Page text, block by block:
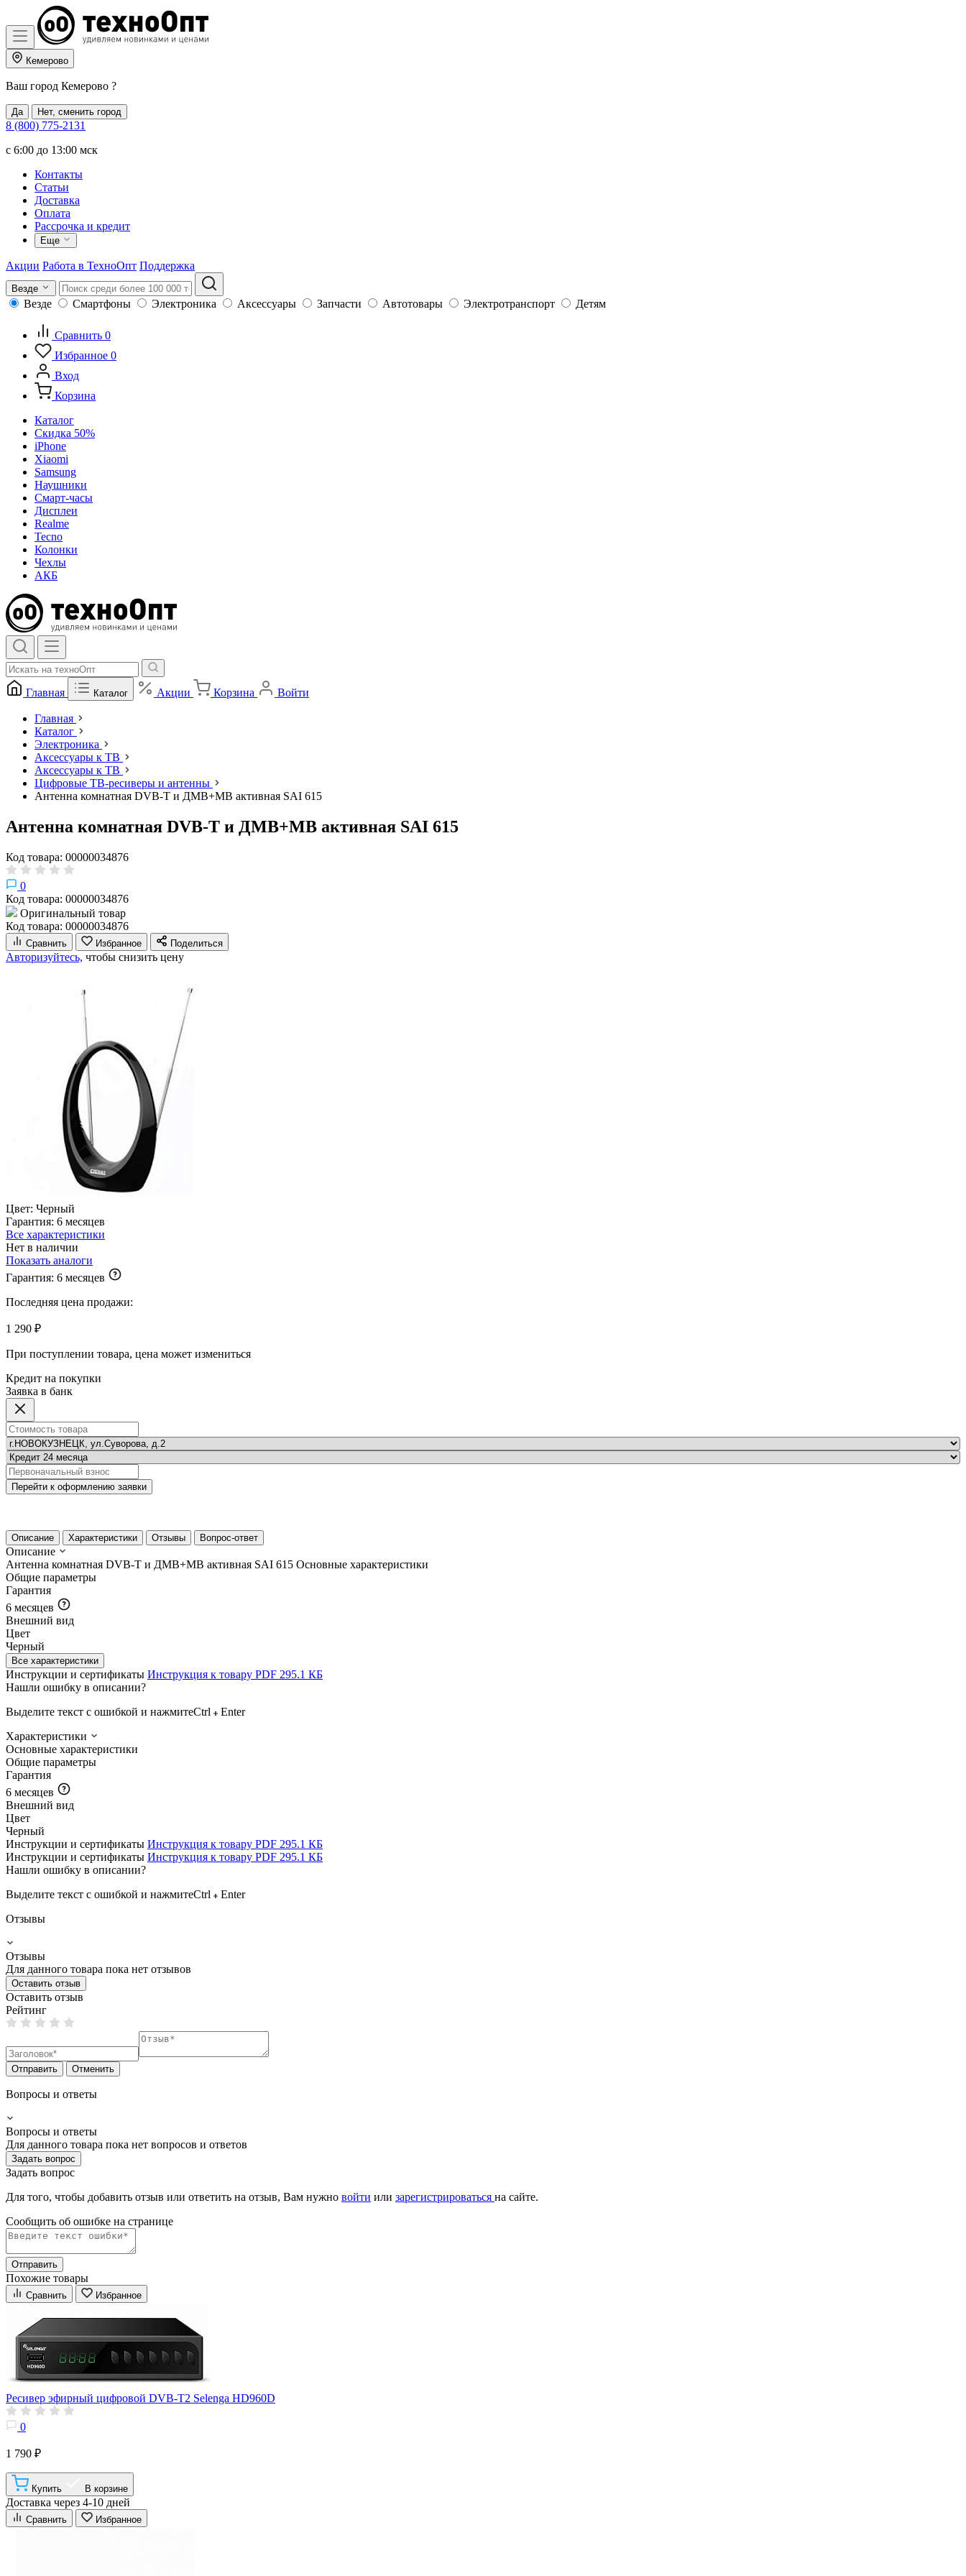
Кемерово
Ваш город Кемерово ?
Да Нет, сменить город
8 (800) 775-2131
c 6:00 до 13:00 мск
Контакты
Статьи
Доставка
Оплата
Рассрочка и кредит
Еще
Акции Работа в ТехноОпт Поддержка
Везде
Везде Смартфоны Электроника Аксессуары Запчасти Автотовары Электротранспорт Детям
Сравнить 0
Избранное 0
Вход
Корзина
Каталог
Скидка 50%
iPhone
Xiaomi
Samsung
Наушники
Смарт-часы
Дисплеи
Realme
Tecno
Колонки
Чехлы
АКБ
Главная Каталог Акции Корзина Войти
Главная
Каталог
Электроника
Аксессуары к ТВ
Аксессуары к ТВ
Цифровые ТВ-ресиверы и антенны
Антенна комнатная DVB-T и ДМВ+МВ активная SAI 615
Антенна комнатная DVB-T и ДМВ+МВ активная SAI 615
Код товара: 00000034876
0
Код товара: 00000034876
Оригинальный товар
Код товара: 00000034876
Сравнить Избранное Поделиться
Авторизуйтесь, чтобы снизить цену
Цвет: Черный
Гарантия: 6 месяцев
Все характеристики
Нет в наличии
Показать аналоги
Гарантия: 6 месяцев
Последняя цена продажи:
1 290 ₽
При поступлении товара, цена может измениться
Кредит на покупки
Заявка в банк
Перейти к оформлению заявки
Описание Характеристики Отзывы Вопрос-ответ
Описание
Антенна комнатная DVB-T и ДМВ+МВ активная SAI 615 Основные характеристики
Общие параметры
Гарантия
6 месяцев
Внешний вид
Цвет
Черный
Все характеристики
Инструкции и сертификаты Инструкция к товару PDF 295.1 КБ
Нашли ошибку в описании?
Выделите текст с ошибкой и нажмитеCtrl
Enter
Характеристики
Основные характеристики
Общие параметры
Гарантия
6 месяцев
Внешний вид
Цвет
Черный
Инструкции и сертификаты Инструкция к товару PDF 295.1 КБ
Инструкции и сертификаты Инструкция к товару PDF 295.1 КБ
Нашли ошибку в описании?
Выделите текст с ошибкой и нажмитеCtrl
Enter
Отзывы
Отзывы
Для данного товара пока нет отзывов
Оставить отзыв
Оставить отзыв
Рейтинг
Отправить Отменить
Вопросы и ответы
Вопросы и ответы
Для данного товара пока нет вопросов и ответов
Задать вопрос
Задать вопрос
Для того, чтобы добавить отзыв или ответить на отзыв, Вам нужно войти или зарегистрироваться на сайте.
Сообщить об ошибке на страницe
Отправить
Похожие товары
Сравнить Избранное
Ресивер эфирный цифровой DVB-T2 Selenga HD960D
0
1 790 ₽
Купить В корзине
Доставка через 4-10 дней
Сравнить Избранное